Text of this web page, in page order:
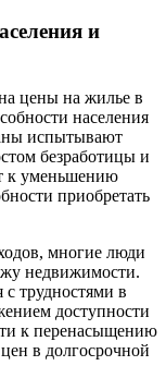
и
цены на жилье в
населения
испытывают
безработицы и
к уменьшению
приобретать
многие люди
недвижимости.
трудностями в
доступности
к перенасыщению
в долгосрочной